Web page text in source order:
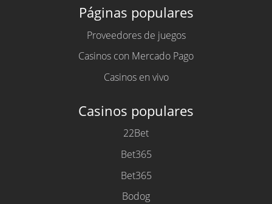
Páginas populares
Proveedores de juegos
Casinos con Mercado Pago
Casinos en vivo
Casinos populares
22Bet
Bet365
Bet365
Bodog